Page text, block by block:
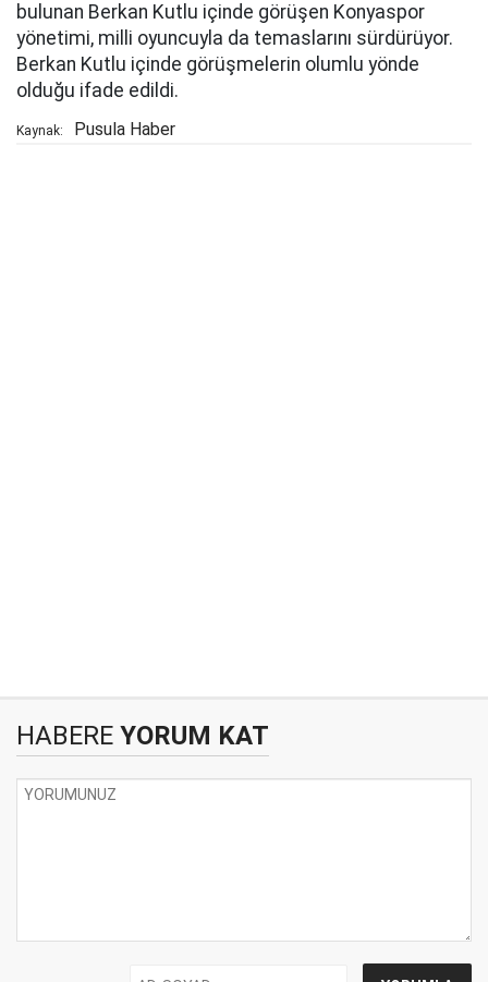
bulunan Berkan Kutlu içinde görüşen Konyaspor
yönetimi, milli oyuncuyla da temaslarını sürdürüyor.
Berkan Kutlu içinde görüşmelerin olumlu yönde
olduğu ifade edildi.
Kaynak: Pusula Haber
HABERE YORUM KAT